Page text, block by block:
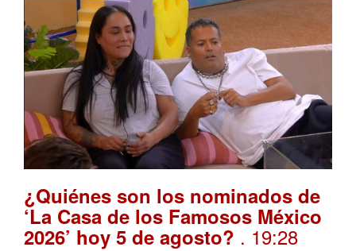
¿Quiénes son los nominados de
‘La Casa de los Famosos México
2026’ hoy 5 de agosto? . 19:28